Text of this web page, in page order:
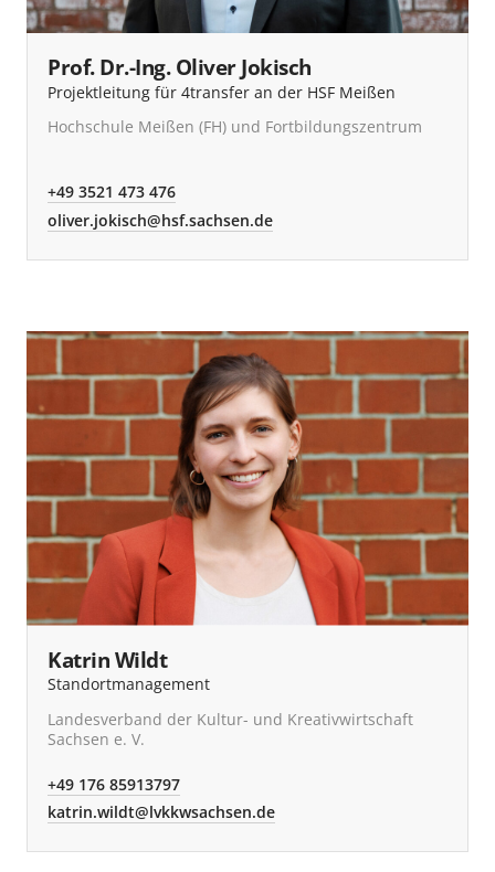
Prof. Dr.-Ing. Oliver Jokisch
Projektleitung für 4transfer an der HSF Meißen
Hochschule Meißen (FH) und Fortbildungszentrum
+49 3521 473 476
oliver.jokisch@hsf.sachsen.de
Katrin Wildt
Standortmanagement
Landesverband der Kultur- und Kreativwirtschaft
Sachsen e. V.
+49 176 85913797
katrin.wildt@lvkkwsachsen.de